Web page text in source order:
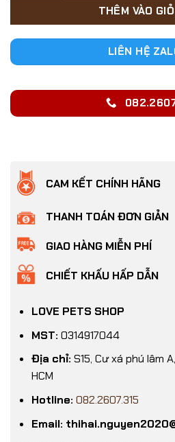
THÊM VÀO
LIÊN HỆ
CAM KẾT CHÍNH HÃNG
THANH TOÁN ĐƠN GIẢN
GIAO HÀNG MIỄN PHÍ
CHIẾT KHẤU HẤP DẪN
LOVE PETS SHOP
MST: 0314917044
Địa chỉ: S15, Cư xá phú lâm
HCM
Hotline: 082.2607.315
Email: